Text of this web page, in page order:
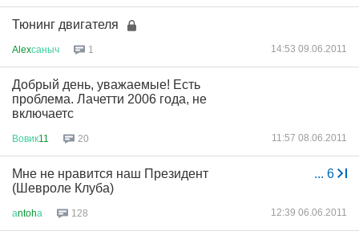
Тюнинг двигателя
Alexсаныч 1 14:53 09.06.2011
Добрый день, уважаемые! Есть
проблема. Лачетти 2006 года, не
включаетс
Вовик11 20 11:57 08.06.2011
... 6
Мне не нравится наш Президент
(Шевроле Клуба)
аntohа 128 12:39 06.06.2011